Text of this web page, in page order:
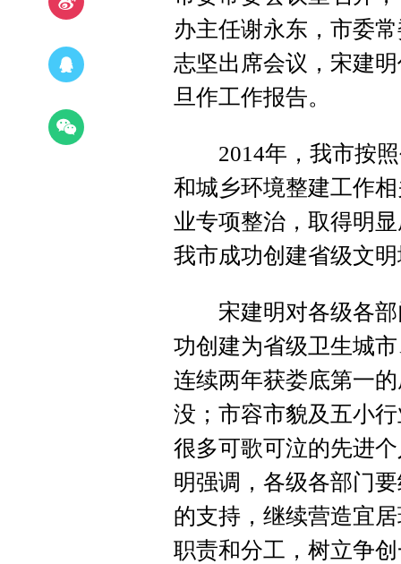
办主任谢永东，市委
志坚出席会议，宋建
旦作工作报告。
2014年，我市按照
和城乡环境整建工作
业专项整治，取得明
我市成功创建省级文
宋建明对各级各部
功创建为省级卫生城
连续两年获娄底第一
没；市容市貌及五小
很多可歌可泣的先进
明强调，各级各部门
的支持，继续营造宜
职责和分工，树立争